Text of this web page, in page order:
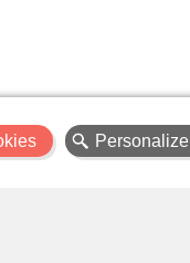
Personalize